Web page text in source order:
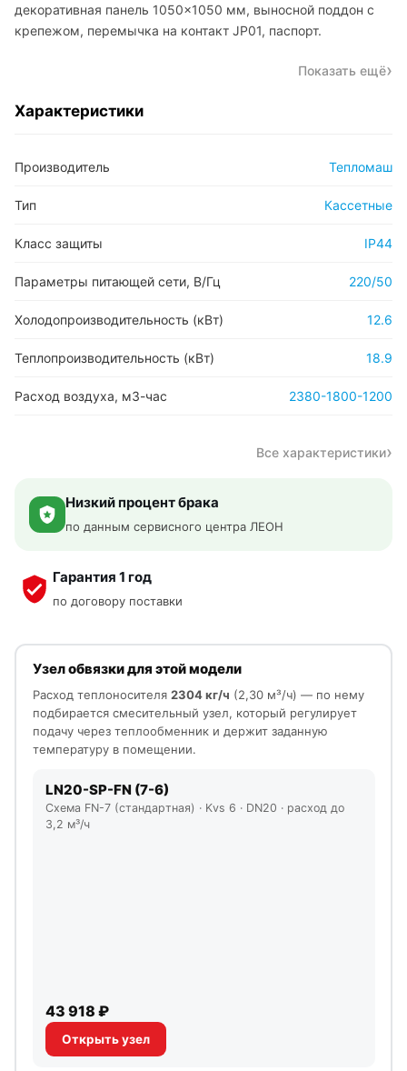
декоративная панель 1050×1050 мм, выносной поддон с
крепежом, перемычка на контакт JP01, паспорт.
Показать ещё
Характеристики
Производитель Тепломаш
Тип Кассетные
Класс защиты IP44
Параметры питающей сети, В/Гц 220/50
Холодопроизводительность (кВт) 12.6
Теплопроизводительность (кВт) 18.9
Расход воздуха, м3-час 2380-1800-1200
Все характеристики
Низкий процент брака
по данным сервисного центра ЛЕОН
Гарантия 1 год
по договору поставки
Узел обвязки для этой модели
Расход теплоносителя 2304 кг/ч (2,30 м³/ч) — по нему
подбирается смесительный узел, который регулирует
подачу через теплообменник и держит заданную
температуру в помещении.
LN20-SP-FN (7-6)
Схема FN-7 (стандартная) · Kvs 6 · DN20 · расход до
3,2 м³/ч
43 918 ₽
Открыть узел